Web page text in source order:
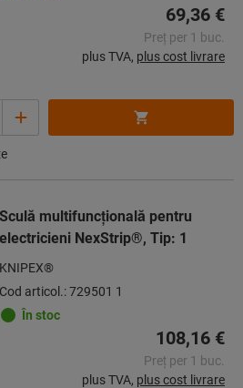
69,36 €
Preț per 1 buc.
plus TVA, plus cost livrare
Sculă multifuncțională pentru
electricieni NexStrip®, Tip: 1
KNIPEX®
Cod articol.: 729501 1
În stoc
108,16 €
Preț per 1 buc.
plus TVA, plus cost livrare